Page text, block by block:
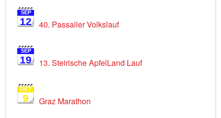
SEP
12 40. Passailer Volkslauf
SEP
19 13. Steirische ApfelLand Lauf
OKT
9 Graz Marathon